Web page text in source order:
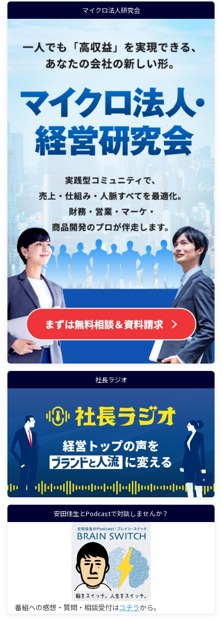
マイクロ法人研究会
社長ラジオ
安田佳生とPodcastで対談しませんか？
番組への感想・質問・相談受付はコチラから。